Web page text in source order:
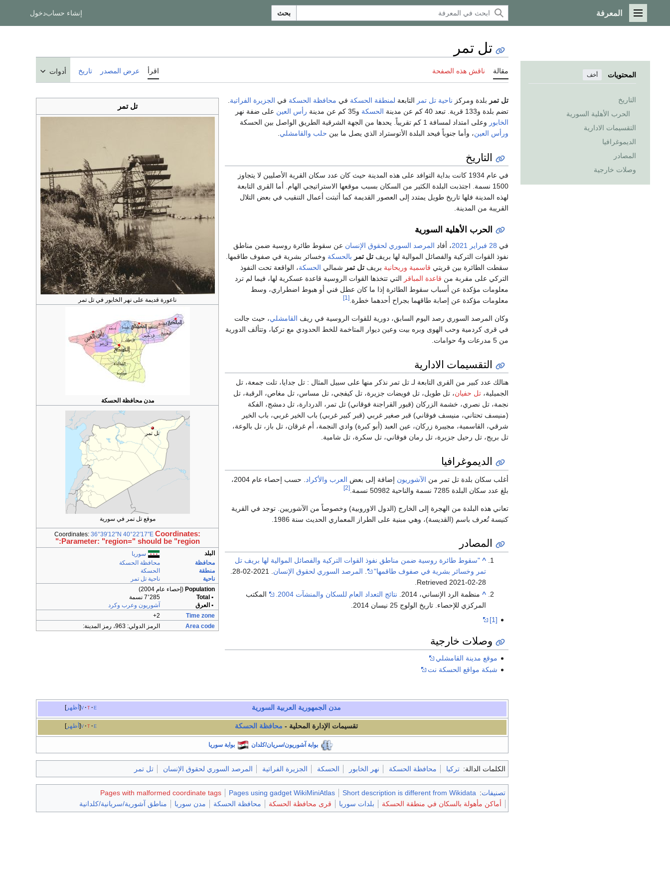
القائمة الرئيسية
المعرفة بحث إنشاء حسابدخول
المحتويات أخف
التاريخ
الحرب الأهلية السورية
التقسيمات الادارية
الديموغرافيا
المصادر
وصلات خارجية
تل تمر
مقالة ناقش هذه الصفحة اقرأ عرض المصدر تاريخ أدوات
تل تمر
ناعورة قديمة على نهر الخابور في تل تمر
مدن محافظة الحسكة
تل تمر
موقع تل تمر في سورية
Coordinates: 36°39′12″N 40°22′17″E Coordinates:
Parameter: "region=" should be "region:"
البلد
سوريا
محافظة
محافظة الحسكة
منطقة
الحسكة
ناحية
ناحية تل تمر
Population (إحصاء عام 2004)
• Total
7٬285 نسمة
• العرق
آشوريون وعرب وكرد
Time zone
2+
Area code
الرمز الدولي: 963، رمز المدينة:
تل تمر بلدة ومركز ناحية تل تمر التابعة لمنطقة الحسكة في محافظة الحسكة في الجزيرة الفراتية
تضم بلدة و133 قرية. تبعد 40 كم عن مدينة
الحسكة و35 كم عن مدينة رأس العين على ضفة نهر
الخابور وعلى امتداد لمسافة 1 كم تقريباً. يحدها من الجهة الشرقية الطريق الواصل بين الحسكة
ورأس العين، وأما جنوباً فيحد البلدة الأتوستراد الذي يصل ما بين حلب والقامشلي
التاريخ
في عام 1934 كانت بداية التوافد على هذه المدينة حيث كان عدد سكان القرية الأصليين لا يتجاوز
1500 نسمة. اجتذبت البلدة الكثير من السكان بسبب موقعها الاستراتيجي الهام. أما القرى التابعة
لهذه المدينة فلها تاريخ طويل يمتدد إلى العصور القديمة كما أثبتت أعمال التنقيب في بعض التلال
القريبة من المدينة.
الحرب الأهلية السورية
في 28 فبراير 2021، أفاد المرصد السوري لحقوق الإنسان عن سقوط طائرة روسية ضمن مناطق
نفوذ القوات التركية والفصائل الموالية لها بريف تل تمر بالحسكة وخسائر بشرية في صفوف طاقمها.
سقطت الطائرة بين قريتي قاسمية وريحانية بريف تل تمر شمالي الحسكة، الواقعة تحت النفوذ
التركي على مقربة من قاعدة المباقر التي تتخذها القوات الروسية قاعدة عسكرية لها، فيما لم ترد
معلومات مؤكدة عن أسباب سقوط الطائرة إذا ما كان عطل فني أو هبوط اضطراري، وسط
معلومات مؤكدة عن إصابة طاقهما بجراح أحدهما خطرة. [1]
وكان المرصد السوري رصد اليوم السابق، دورية للقوات الروسية في ريف القامشلي، حيث جالت
في قرى كردمية وحب الهوى وبره بيت وعين ديوار المتاخمة للخط الحدودي مع تركيا، وتتألف الدورية
من 5 مدرعات و4 حوامات.
التقسيمات الادارية
هنالك عدد كبير من القرى التابعة لـ تل تمر نذكر منها على سبيل المثال : تل جدايا، تلت جمعة، تل
الجميلية، تل حفيان، تل طويل، تل فويضات جزيرة، تل كيفجي، تل مساس، تل مغاص، الرقبة، تل
نجمة، تل نصري، خشمة الزركان (قبور القراجنة فوقاني) تل تمر، الدردارة، تل دمشج، الفكة
(منيسف تحتاني، منيسف فوقاني) قبر صغير غربي (قبر كبير غربي) باب الخير غربي، باب الخير
شرقي، القاسمية، مجيبرة زركان، عين العبد (أبو كبرة) وادي النجمة، أم غرقان، تل باز، تل بالوعة،
تل بريج، تل رحيل جزيرة، تل رمان فوقاني، تل سكرة، تل شامية.
الديموغرافيا
أغلب سكان بلدة تل تمر من الآشوريون إضافة إلى بعض العرب والأكراد
. حسب إحصاء عام 2004،
بلغ عدد سكان البلدة 7285 نسمة والناحية 50982 نسمة.
[2]
تعاني هذه البلدة من الهجرة إلى الخارج (الدول الاوروبية) وخصوصاً من الآشوريين. توجد في القرية
كنيسة تُعرف باسم (القديسة)، وهي مبنية على الطراز المعماري الحديث سنة 1986.
المصادر
^ "سقوط طائرة روسية ضمن مناطق نفوذ القوات التركية والفصائل الموالية لها بريف تل
تمر وخسائر بشرية في صفوف طاقمها"
المرصد السوري لحقوق الإنسان
Retrieved 2021-02-28
^ منظمة الرد الإنساني، 2014. نتائج التعداد العام للسكان والمنشآت 2004.
المكتب
المركزي للإحصاء. تاريخ الولوج 25 نيسان 2014.
[1]
وصلات خارجية
موقع مدينة القامشلي
شبكة مواقع الحسكة نت
أظهر v t e مدن الجمهورية العربية السورية
أظهر v t e تقسيمات الإدارة المحلية - محافظة الحسكة
بوابة آشوريون/سريان/كلدان بوابة سوريا
الكلمات الدالة: تركيا محافظة الحسكة نهر الخابور الحسكة الجزيرة الفراتية المرصد السوري لحقوق الإنسان تل تمر
تصنيفات:
Short description is different from Wikidata
Pages using gadget WikiMiniAtlas
Pages with malformed coordinate tags
أماكن مأهولة بالسكان في منطقة الحسكة
بلدات سوريا قرى محافظة الحسكة محافظة الحسكة مدن سوريا مناطق آشورية/سريانية/كلدانية